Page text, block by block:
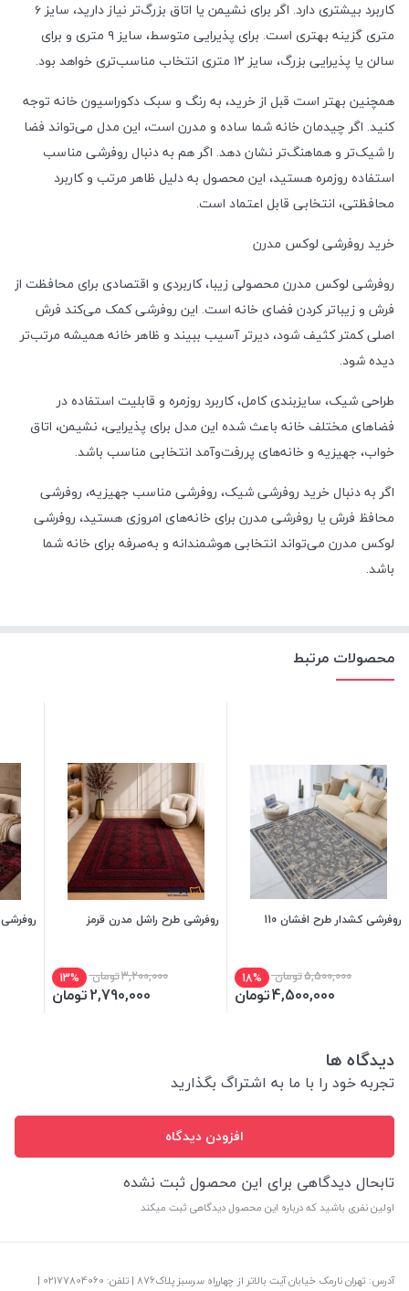
کاربرد بیشتری دارد. اگر برای نشیمن یا اتاق بزرگ‌تر نیاز دارید، سایز ۶
متری گزینه بهتری است. برای پذیرایی متوسط، سایز ۹ متری و برای
سالن یا پذیرایی بزرگ، سایز ۱۲ متری انتخاب مناسب‌تری خواهد بود.
همچنین بهتر است قبل از خرید، به رنگ و سبک دکوراسیون خانه توجه
کنید. اگر چیدمان خانه شما ساده و مدرن است، این مدل می‌تواند فضا
را شیک‌تر و هماهنگ‌تر نشان دهد. اگر هم به دنبال روفرشی مناسب
استفاده روزمره هستید، این محصول به دلیل ظاهر مرتب و کاربرد
محافظتی، انتخابی قابل اعتماد است.
خرید روفرشی لوکس مدرن
روفرشی لوکس مدرن محصولی زیبا، کاربردی و اقتصادی برای محافظت از
فرش و زیباتر کردن فضای خانه است. این روفرشی کمک می‌کند فرش
اصلی کمتر کثیف شود، دیرتر آسیب ببیند و ظاهر خانه همیشه مرتب‌تر
دیده شود.
طراحی شیک، سایزبندی کامل، کاربرد روزمره و قابلیت استفاده در
فضاهای مختلف خانه باعث شده این مدل برای پذیرایی، نشیمن، اتاق
خواب، جهیزیه و خانه‌های پررفت‌وآمد انتخابی مناسب باشد.
اگر به دنبال خرید روفرشی شیک، روفرشی مناسب جهیزیه، روفرشی
محافظ فرش یا روفرشی مدرن برای خانه‌های امروزی هستید، روفرشی
لوکس مدرن می‌تواند انتخابی هوشمندانه و به‌صرفه برای خانه شما
باشد.
محصولات مرتبط
روفرشی کشدار طرح افشان 110
5,500,000تومان 18%
4,500,000تومان
روفرشی طرح راشل مدرن قرمز
3,200,000تومان 13%
2,790,000تومان
دیدگاه ها
تجربه خود را با ما به اشتراگ بگذارید
افزودن دیدگاه
تابحال دیدگاهی برای این محصول ثبت نشده
اولین نفری باشید که درباره این محصول دیدگاهی ثبت میکند
آدرس: تهران نارمک خیابان آیت بالاتر از چهارراه سرسبز پلاک876 | تلفن: ‎02177804060 |